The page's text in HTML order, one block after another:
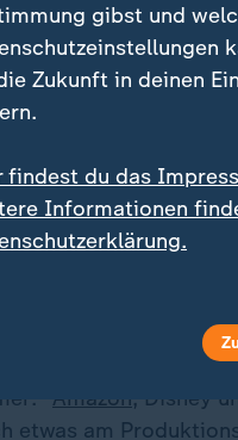
überlegen wir,
Geschäfte
soll verpflichtet
sei nach
das schaffen,
" Amazon, Disney
etwas am
gibst und
Zukunft in deinen
findest du das
Informationen